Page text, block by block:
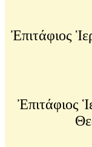
Ἐπιτάφιος
Ἐπιτάφιος